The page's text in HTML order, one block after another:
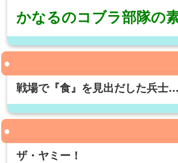
かなるのコブラ部隊の
戦場で『食』を見出だした兵士…
ザ・ヤミー！